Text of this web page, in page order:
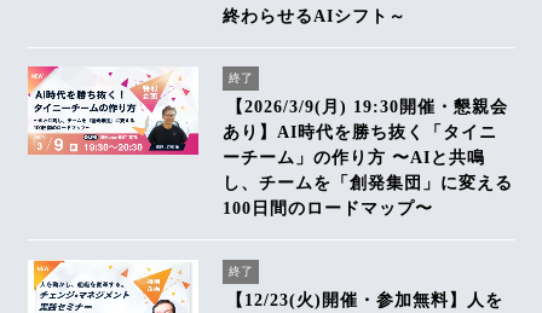
終わらせるAIシフト～
終了
【2026/3/9(月) 19:30開催・懇親会
あり】AI時代を勝ち抜く「タイニ
ーチーム」の作り方 〜AIと共鳴
し、チームを「創発集団」に変える
100日間のロードマップ〜
終了
【12/23(火)開催・参加無料】人を